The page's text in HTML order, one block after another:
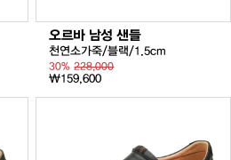
오르바 남성 샌들
천연소가죽/블랙/1.5cm
30%228,000
₩159,600